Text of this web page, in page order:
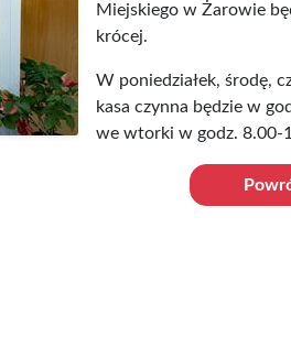
Miejskiego w Żarowie
krócej.
W poniedziałek, środę,
kasa czynna będzie w
we wtorki w godz. 8.00-